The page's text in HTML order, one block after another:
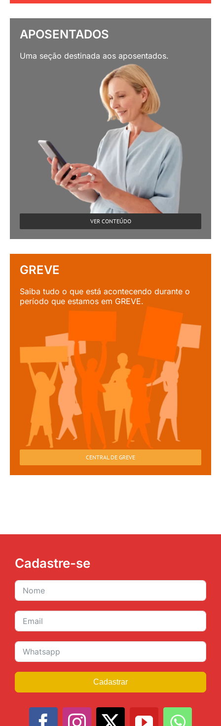
APOSENTADOS
Uma seção destinada aos aposentados.
VER CONTEÚDO
GREVE
Saiba tudo o que está acontecendo durante o
período que estamos em GREVE.
CENTRAL DE GREVE
Cadastre-se
Cadastrar